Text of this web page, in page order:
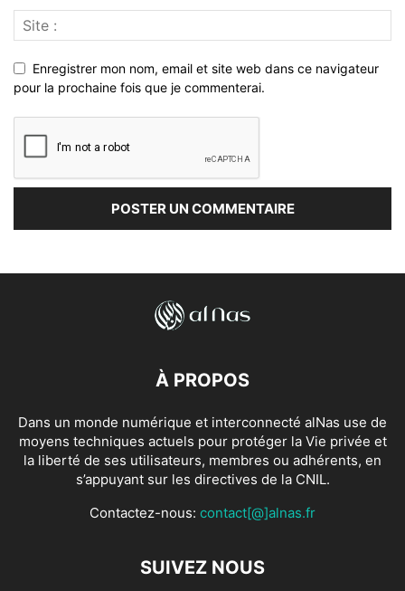
Enregistrer mon nom, email et site web dans ce navigateur
pour la prochaine fois que je commenterai.
À PROPOS
Dans un monde numérique et interconnecté alNas use de
moyens techniques actuels pour protéger la Vie privée et
la liberté de ses utilisateurs, membres ou adhérents, en
s’appuyant sur les directives de la CNIL.
Contactez-nous: contact[@]alnas.fr
SUIVEZ NOUS